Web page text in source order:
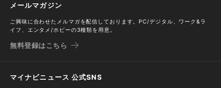
メールマガジン
ご興味に合わせたメルマガを配信しております。PC/デジタル、ワーク&ラ
イフ、エンタメ/ホビーの3種類を用意。
無料登録はこちら
マイナビニュース 公式SNS